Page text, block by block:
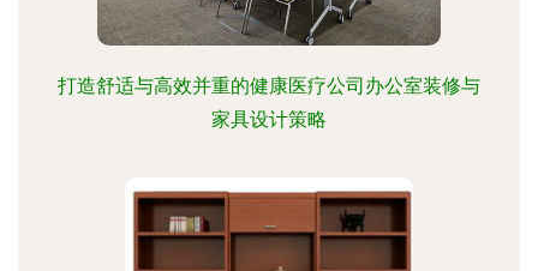
打造舒适与高效并重的健康医疗公司办公室装修与
家具设计策略